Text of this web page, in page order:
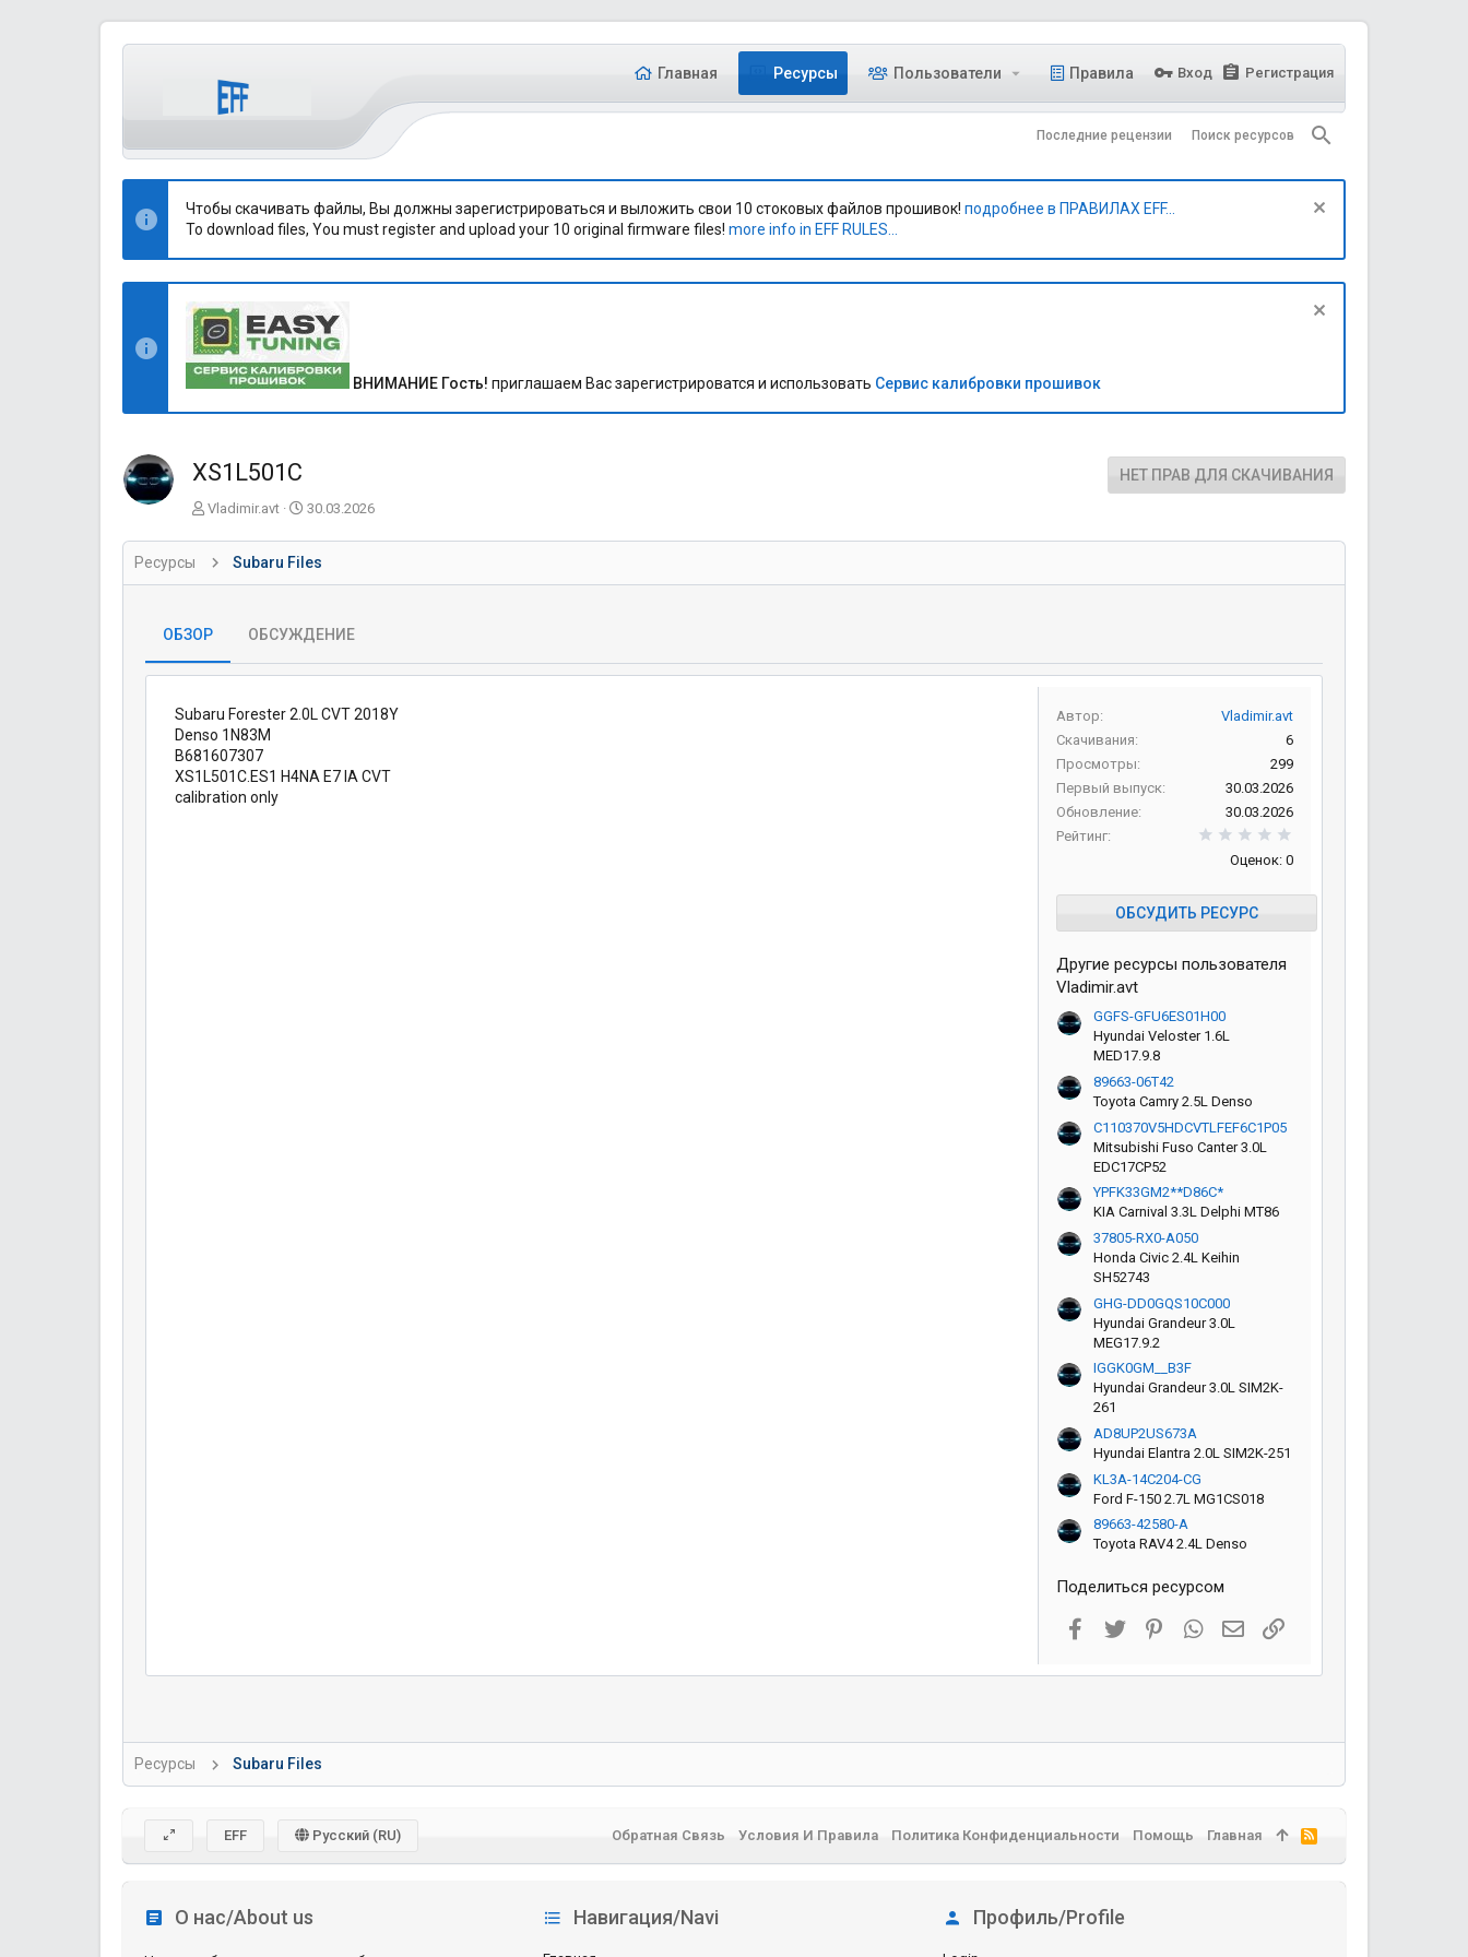
Главная Ресурсы Пользователи Правила Вход Регистрация
Последние рецензии Поиск ресурсов
Чтобы скачивать файлы, Вы должны зарегистрироваться и выложить свои 10 стоковых файлов прошивок! подробнее в ПРАВИЛАХ EFF...
To download files, You must register and upload your 10 original firmware files! more info in EFF RULES...
ВНИМАНИЕ Гость! приглашаем Вас зарегистрироватся и использовать Сервис калибровки прошивок
XS1L501C НЕТ ПРАВ ДЛЯ СКАЧИВАНИЯ
А
т
о
р
Vladimir.avt
Д
т
а
с
з
д
а
я
30.03.2026
Ресурсы Subaru Files
ОБЗОР ОБСУЖДЕНИЕ
Subaru Forester 2.0L CVT 2018Y
Denso 1N83M
B681607307
XS1L501C.ES1 H4NA E7 IA CVT
calibration only
Автор
Vladimir.avt
Скачивания
6
Просмотры
299
Первый выпуск
30.03.2026
Обновление
30.03.2026
Рейтинг
Оценок: 0
ОБСУДИТЬ РЕСУРС
Другие ресурсы пользователя
Vladimir.avt
GGFS-GFU6ES01H00
Hyundai Veloster 1.6L
MED17.9.8
89663-06T42
Toyota Camry 2.5L Denso
C110370V5HDCVTLFEF6C1P05
Mitsubishi Fuso Canter 3.0L
EDC17CP52
YPFK33GM2**D86C*
KIA Carnival 3.3L Delphi MT86
37805-RX0-A050
Honda Civic 2.4L Keihin
SH52743
GHG-DD0GQS10C000
Hyundai Grandeur 3.0L
MEG17.9.2
IGGK0GM__B3F
Hyundai Grandeur 3.0L SIM2K-
261
AD8UP2US673A
Hyundai Elantra 2.0L SIM2K-251
KL3A-14C204-CG
Ford F-150 2.7L MG1CS018
89663-42580-A
Toyota RAV4 2.4L Denso
Поделиться ресурсом
Facebook
Twitter PinterestWhatsAppЭлектронная почта
Ссылка
Ресурсы Subaru Files
О нас/About us Навигация/Navi Профиль/Profile
EFF Русский (RU) Обратная Связь Условия И Правила Политика Конфиденциальности Помощь Главная
R
S
S